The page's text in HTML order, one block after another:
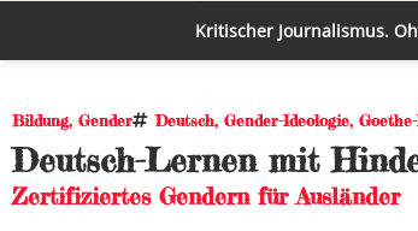
Kritischer Journalismus.
Bildung, Gender Deutsch, Gender-Ideologie,
Deutsch-Lernen mit
Zertifiziertes Gendern für Ausländer